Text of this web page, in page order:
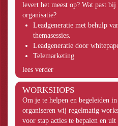
levert het meest op? Wat past
organisatie?
Leadgeneratie met behulp
themasessies.
Leadgeneratie door
Telemarketing
lees verder
WORKSHOPS
Om je te helpen en begeleiden
organiseren wij regelmatig
voor stap acties te bepalen en